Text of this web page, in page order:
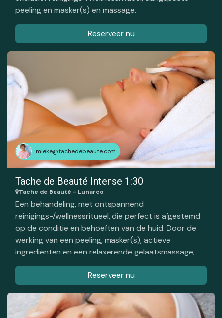
peeling en masker(s) en massage.
Reserveer nu
mieke@tachedebeaute.com
Tache de Beauté Intense 1:30
Tache de Beauté - Lunarco
Een behandeling, met ontspannend
reinigings-/wellnessritueel, die perfect is afgestemd
op de conditie en behoeften van de huid. Door de
werking van een peeling, masker(s), actieve
ingrediënten en een relaxerende gelaatsmassage,
voel je je herboren.
Reserveer nu